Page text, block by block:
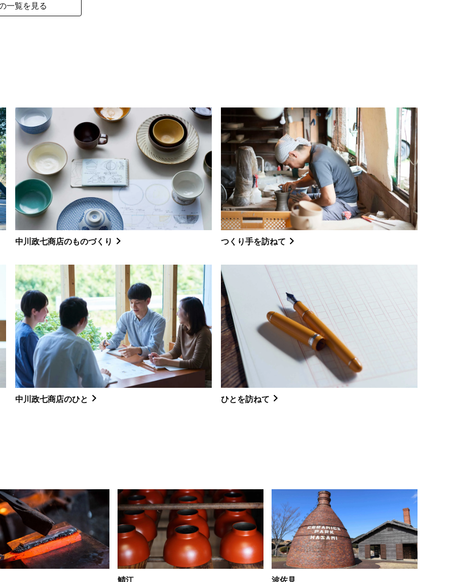
一覧を見る
中川政七商店のものづくり つくり手を訪ねて
中川政七商店のひと ひとを訪ねて